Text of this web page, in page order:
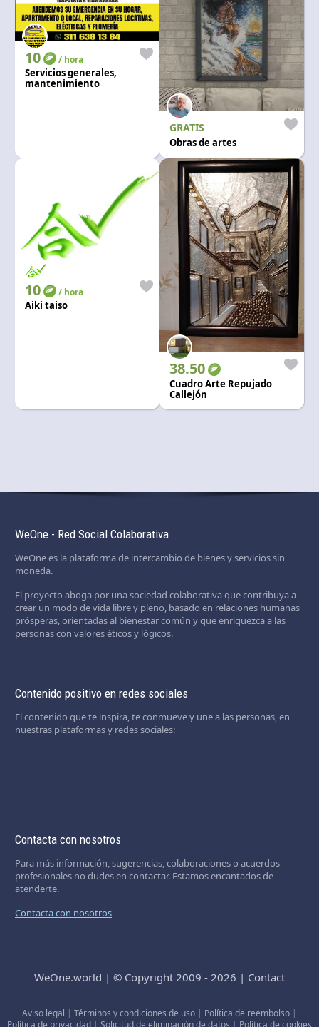
10 / hora
Servicios generales,
mantenimiento
GRATIS
Obras de artes
10 / hora
Aiki taiso
38.50
Cuadro Arte Repujado
Callejón
WeOne - Red Social Colaborativa
WeOne es la plataforma de intercambio de bienes y servicios sin
moneda.
El proyecto aboga por una sociedad colaborativa que contribuya a
crear un modo de vida libre y pleno, basado en relaciones humanas
prósperas, orientadas al bienestar común y que enriquezca a las
personas con valores éticos y lógicos.
Contenido positivo en redes sociales
El contenido que te inspira, te conmueve y une a las personas, en
nuestras plataformas y redes sociales:
Contacta con nosotros
Para más información, sugerencias, colaboraciones o acuerdos
profesionales no dudes en contactar. Estamos encantados de
atenderte.
Contacta con nosotros
WeOne.world | © Copyright 2009 - 2026 | Contact
Aviso legal | Términos y condiciones de uso | Política de reembolso |
Política de privacidad | Solicitud de eliminación de datos | Política de cookies